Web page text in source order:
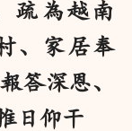
疏為越南
家居奉
答深恩、
日仰干